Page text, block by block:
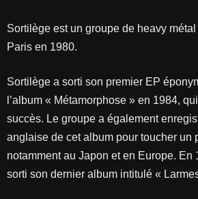
Sortilège est un groupe de heavy
Paris en 1980.
Sortilège a sorti son premier EP
l’album « Métamorphose » en 1984,
succès. Le groupe a également
anglaise de cet album pour toucher un
notamment au Japon et en Europe. En
sorti son dernier album intitulé «